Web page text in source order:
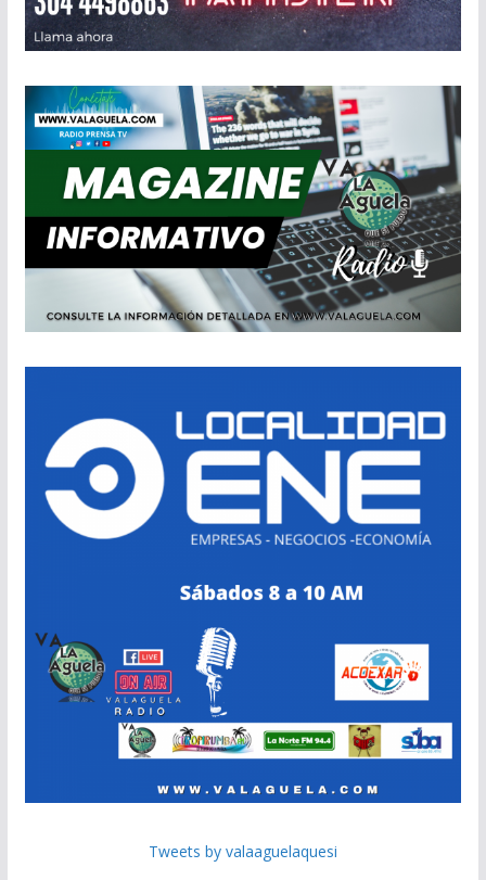
Tweets by valaaguelaquesi